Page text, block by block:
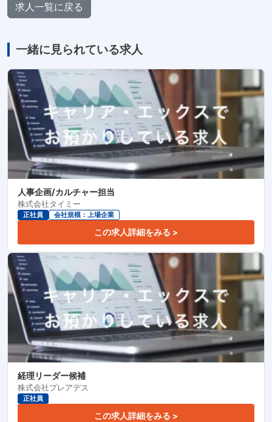
求人一覧に戻る
一緒に見られている求人
人事企画/カルチャー担当
株式会社タイミー
正社員 会社規模：上場企業
この求人詳細をみる >
経理リーダー候補
株式会社プレアデス
正社員
この求人詳細をみる >